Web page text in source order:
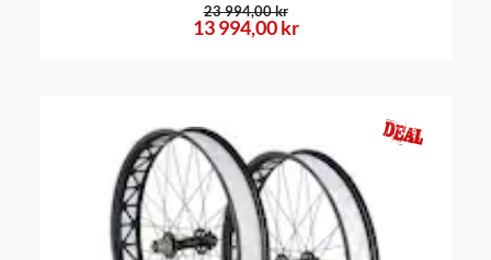
13 994,00 kr
23 994,00 kr